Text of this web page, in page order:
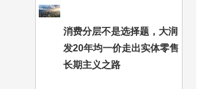
消费分层不是选择题，大润
发20年均一价走出实体零售
长期主义之路